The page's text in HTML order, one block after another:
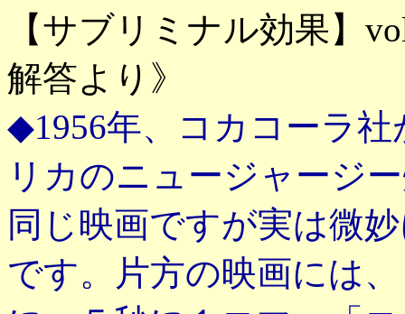
【サブリミナル効果】
解答より》
◆1956年、コカコーラ
リカのニュージャージ
同じ映画ですが実は微
です。片方の映画には